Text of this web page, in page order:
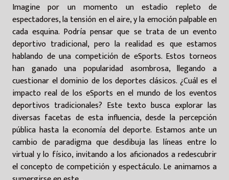
Imagine por un momento un estadio repleto de
espectadores, la tensión en el aire, y la emoción palpable en
cada esquina. Podría pensar que se trata de un evento
deportivo tradicional, pero la realidad es que estamos
hablando de una competición de eSports. Estos torneos
han ganado una popularidad asombrosa, llegando a
cuestionar el dominio de los deportes clásicos. ¿Cuál es el
impacto real de los eSports en el mundo de los eventos
deportivos tradicionales? Este texto busca explorar las
diversas facetas de esta influencia, desde la percepción
pública hasta la economía del deporte. Estamos ante un
cambio de paradigma que desdibuja las líneas entre lo
virtual y lo físico, invitando a los aficionados a redescubrir
el concepto de competición y espectáculo. Le animamos a